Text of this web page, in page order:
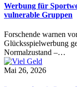
Werbung für
vulnerable Gruppen
Forschende warnen
Glücksspielwerbung
Normalzustand –…
Mai 26, 2026